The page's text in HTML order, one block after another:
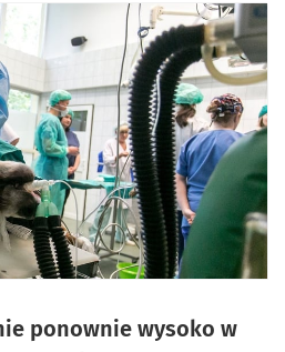
ponownie wysoko w